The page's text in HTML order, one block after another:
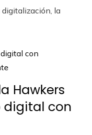
la
Hawkers
digital con